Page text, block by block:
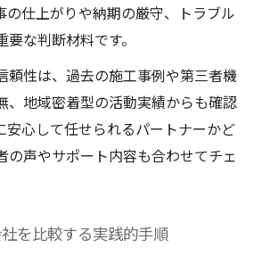
の仕上がりや納期の厳守、トラブル
な判断材料です。
頼性は、過去の施工事例や第三者機
、地域密着型の活動実績からも確認
安心して任せられるパートナーかど
の声やサポート内容も合わせてチェ
を比較する実践的手順